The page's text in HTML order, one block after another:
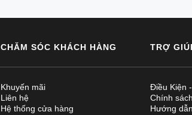
CHĂM SÓC KHÁCH HÀNG
Khuyến mãi
Liên hệ
Hệ thống cửa hàng
TRỢ
Điều Kiện
Chính
Hướng